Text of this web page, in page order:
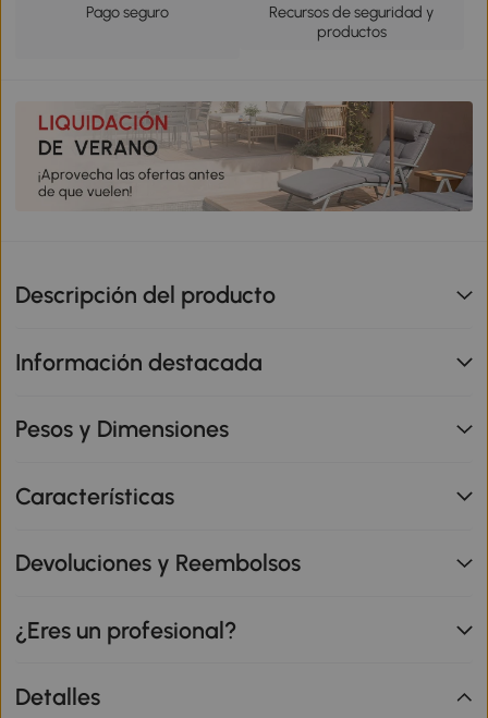
Pago seguro
Recursos de seguridad y
productos
Descripción del producto
Información destacada
Pesos y Dimensiones
Características
Devoluciones y Reembolsos
¿Eres un profesional?
Detalles